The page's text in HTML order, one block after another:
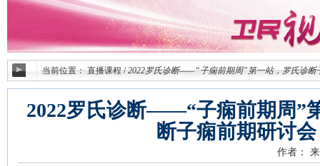
当前位置：直播课程 / 2022罗氏诊断——“子痫前期周”第一站，罗氏诊断
2022罗氏诊断——“子痫前期周”
断子痫前期研讨会
作者：